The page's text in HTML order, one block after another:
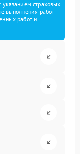
указанием страховых
выполнения работ
работ и